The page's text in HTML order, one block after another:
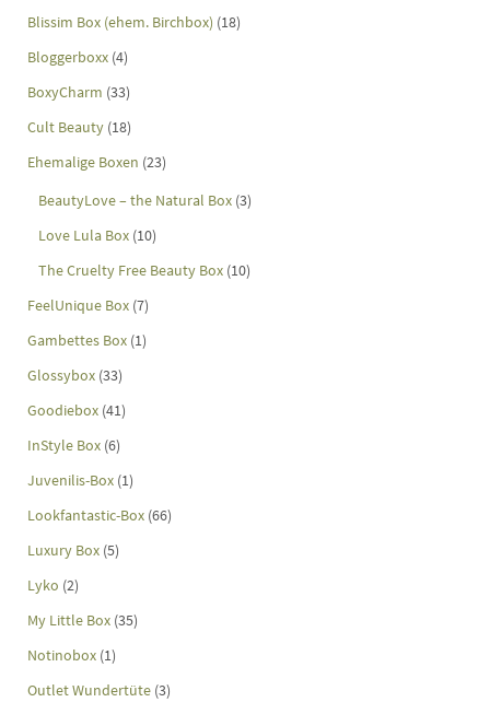
Blissim Box (ehem. Birchbox) (18)
Bloggerboxx (4)
BoxyCharm (33)
Cult Beauty (18)
Ehemalige Boxen (23)
BeautyLove – the Natural Box (3)
Love Lula Box (10)
The Cruelty Free Beauty Box (10)
FeelUnique Box (7)
Gambettes Box (1)
Glossybox (33)
Goodiebox (41)
InStyle Box (6)
Juvenilis-Box (1)
Lookfantastic-Box (66)
Luxury Box (5)
Lyko (2)
My Little Box (35)
Notinobox (1)
Outlet Wundertüte (3)